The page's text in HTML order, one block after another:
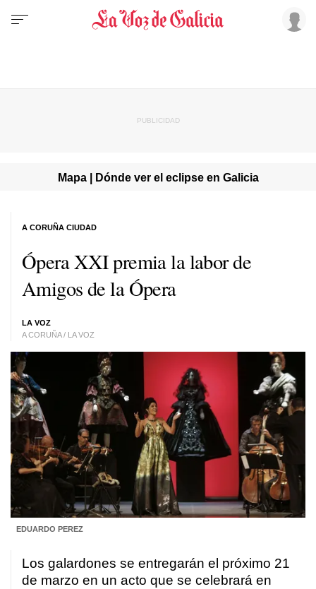
Mapa | Dónde ver el eclipse en Galicia
Ópera XXI premia la labor de
Amigos de la Ópera
LA VOZ
A CORUÑA / LA VOZ
A CORUÑA CIUDAD
EDUARDO PEREZ
Los galardones se entregarán el próximo 21
de marzo en un acto que se celebrará en